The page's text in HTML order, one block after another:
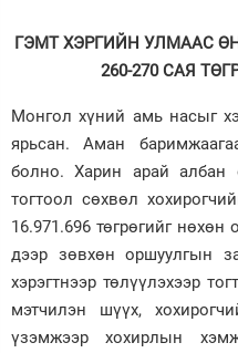
ГЭМТ ХЭРГИЙН УЛМААС
260-270 САЯ
Монгол хүний амь насыг
ярьсан. Аман
болно. Харин арай албан
тогтоол сөхвөл
16.971.696 төгрөгийг
дээр зөвхөн оршуулгын
хэрэгтнээр төлүүлэхээр
мэтчилэн шүүх,
үзэмжээр хохирлын